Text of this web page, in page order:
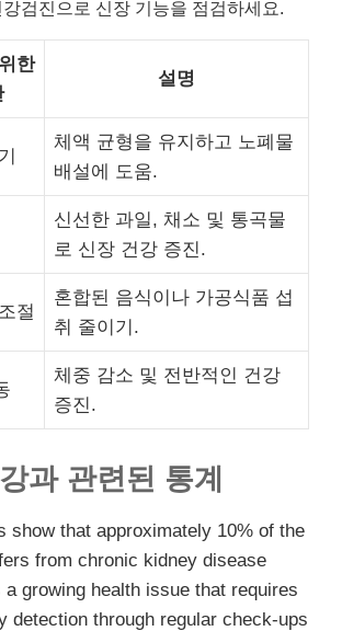
검진으로 신장 기능을 점검하세요.
한
설명
체액 균형을 유지하고 노폐물
배설에 도움.
신선한 과일, 채소 및 통곡물
로 신장 건강 증진.
절
혼합된 음식이나 가공식품 섭
취 줄이기.
체중 감소 및 전반적인 건강
증진.
과 관련된 통계
show that approximately 10% of the
from chronic kidney disease
growing health issue that requires
detection through regular check-ups